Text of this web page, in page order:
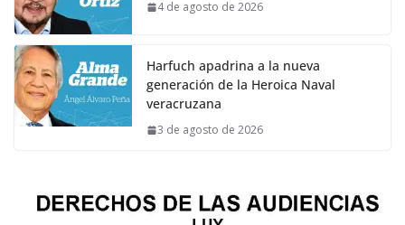
4 de agosto de 2026
Harfuch apadrina a la nueva
generación de la Heroica Naval
veracruzana
3 de agosto de 2026